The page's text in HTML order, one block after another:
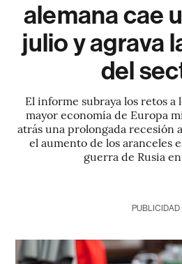
alemana cae
julio y agrava
del
El informe subraya los retos a
mayor economía de Europa
atrás una prolongada recesión
el aumento de los aranceles
guerra de Rusia
PUBLICIDAD